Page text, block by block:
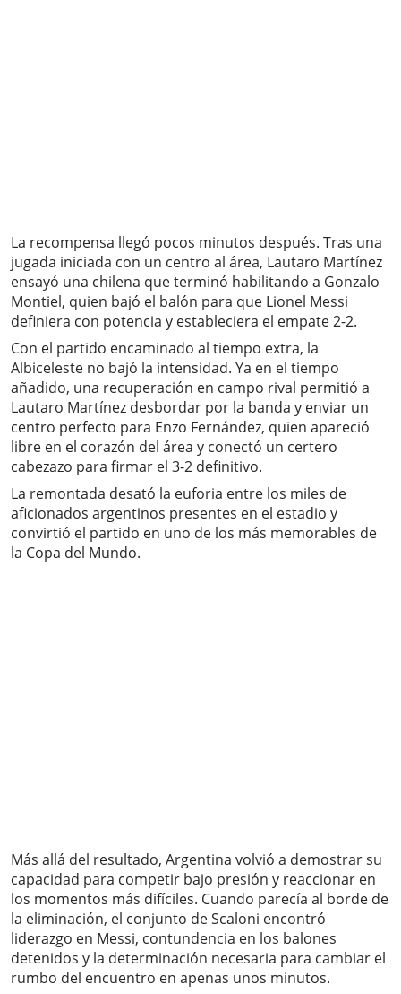
La recompensa llegó pocos minutos después. Tras una
jugada iniciada con un centro al área, Lautaro Martínez
ensayó una chilena que terminó habilitando a Gonzalo
Montiel, quien bajó el balón para que Lionel Messi
definiera con potencia y estableciera el empate 2-2.
Con el partido encaminado al tiempo extra, la
Albiceleste no bajó la intensidad. Ya en el tiempo
añadido, una recuperación en campo rival permitió a
Lautaro Martínez desbordar por la banda y enviar un
centro perfecto para Enzo Fernández, quien apareció
libre en el corazón del área y conectó un certero
cabezazo para firmar el 3-2 definitivo.
La remontada desató la euforia entre los miles de
aficionados argentinos presentes en el estadio y
convirtió el partido en uno de los más memorables de
la Copa del Mundo.
Más allá del resultado, Argentina volvió a demostrar su
capacidad para competir bajo presión y reaccionar en
los momentos más difíciles. Cuando parecía al borde de
la eliminación, el conjunto de Scaloni encontró
liderazgo en Messi, contundencia en los balones
detenidos y la determinación necesaria para cambiar el
rumbo del encuentro en apenas unos minutos.